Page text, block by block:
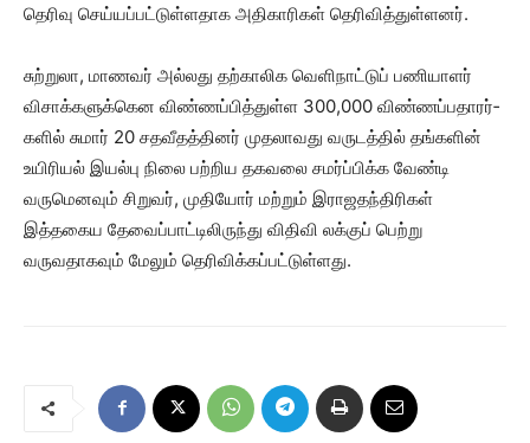
தெரிவு செய்­யப்­பட்­டுள்­ள­தாக அதி­கா­ரிகள் தெரி­வித்­துள்­ளனர்.
சுற்­றுலா, மாணவர் அல்­லது தற்­கா­லிக வெளி­நாட்டுப் பணி­யாளர்
விசாக்­க­ளுக்­கென விண்­ணப்­பித்­துள்ள 300,000 விண்­ணப்­ப­தா­ரர்­
களில் சுமார் 20 சதவீதத்தினர் முதலாவது வருடத்தில் தங்களின்
உயிரியல் இயல்பு நிலை பற்றிய தகவலை சமர்ப்பிக்க வேண்டி
வருமெனவும் சிறுவர், முதியோர் மற்றும் இராஜதந்திரிகள்
இத்தகைய தேவைப்பாட்டிலிருந்து விதிவி லக்குப் பெற்று
வருவதாகவும் மேலும் தெரிவிக்கப்பட்டுள்ளது.